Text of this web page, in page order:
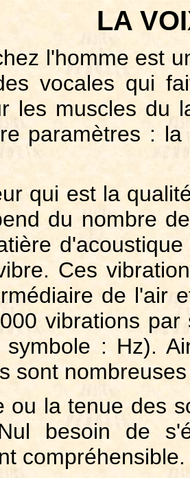
LA
l'homme est
vocales qui
les muscles du
paramètres : la
qui est la
du nombre
Ces
de l'air
vibrations
symbole : Hz).
sont
ou la tenue des
besoin de
compréhensible.